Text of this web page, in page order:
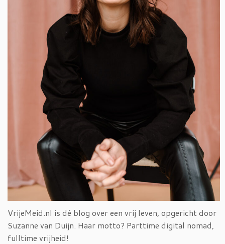
VrijeMeid.nl is dé blog over een vrij leven, opgericht door
Suzanne van Duijn. Haar motto? Parttime digital nomad,
fulltime vrijheid!